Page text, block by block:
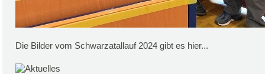
Die Bilder vom Schwarzatallauf 2024 gibt es hier...